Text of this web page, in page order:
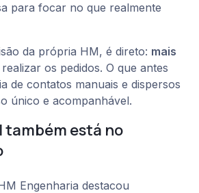
para focar no que realmente
da própria HM, é direto: mais
os pedidos. O que antes
de contatos manuais e dispersos
único e acompanhável.
também está no
Engenharia destacou